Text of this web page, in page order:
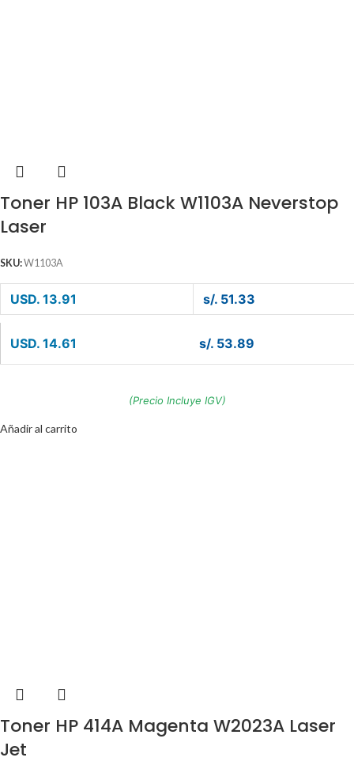
Toner HP 103A Black W1103A Neverstop
Laser
SKU:W1103A
USD. 13.91 s/. 51.33
USD. 14.61 s/. 53.89
(Precio Incluye IGV)
Añadir al carrito
Toner HP 414A Magenta W2023A Laser
Jet